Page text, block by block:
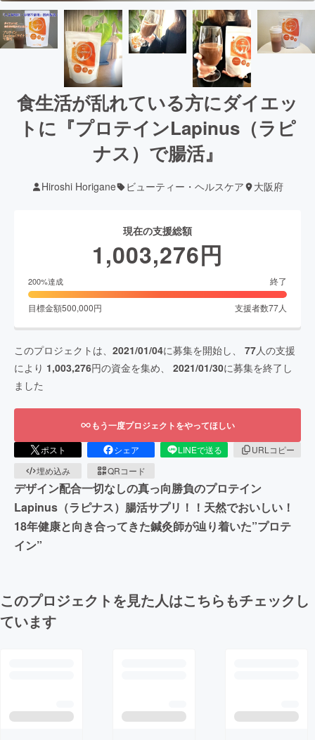
食生活が乱れている方にダイエッ
トに『プロテインLapinus（ラピ
ナス）で腸活』
Hiroshi Horigane ビューティー・ヘルスケア 大阪府
現在の支援総額
1,003,276円
200%達成 終了
目標金額500,000円 支援者数77人
このプロジェクトは、 2021/01/04に募集を開始し、 77人の支援
により 1,003,276円の資金を集め、 2021/01/30に募集を終了し
ました
もう一度プロジェクトをやってほしい
ポスト シェア LINEで送る
URLコピー
埋め込み
QRコード
デザイン配合一切なしの真っ向勝負のプロテイン
Lapinus（ラピナス）腸活サプリ！！天然でおいしい！
18年健康と向き合ってきた鍼灸師が辿り着いた”プロテ
イン”
このプロジェクトを見た人はこちらもチェックし
ています